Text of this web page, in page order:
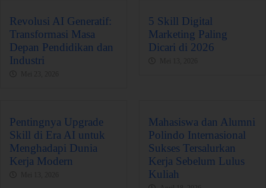
Revolusi AI Generatif:
Transformasi Masa
Depan Pendidikan dan
Industri
5 Skill Digital
Marketing Paling
Dicari di 2026
Pentingnya Upgrade
Skill di Era AI untuk
Menghadapi Dunia
Kerja Modern
Mahasiswa dan Alumni
Polindo Internasional
Sukses Tersalurkan
Kerja Sebelum Lulus
Kuliah